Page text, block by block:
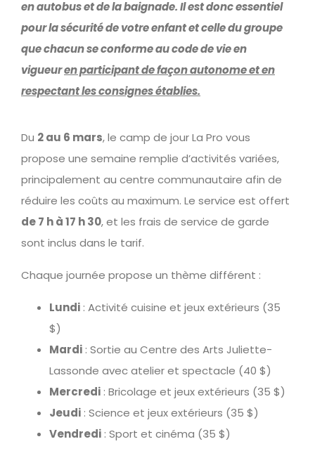
en autobus et de la baignade. Il est donc essentiel
pour la sécurité de votre enfant et celle du groupe
que chacun se conforme au code de vie en
vigueuren participant de façon autonome et en
respectant les consignes établies.
Du 2 au 6 mars, le camp de jour La Pro vous
propose une semaine remplie d’activités variées,
principalement au centre communautaire afin de
réduire les coûts au maximum. Le service est offert
de 7 h à 17 h 30, et les frais de service de garde
sont inclus dans le tarif.
Chaque journée propose un thème différent :
Lundi : Activité cuisine et jeux extérieurs (35
$)
Mardi : Sortie au Centre des Arts Juliette-
Lassonde avec atelier et spectacle (40 $)
Mercredi : Bricolage et jeux extérieurs (35 $)
Jeudi : Science et jeux extérieurs (35 $)
Vendredi : Sport et cinéma (35 $)